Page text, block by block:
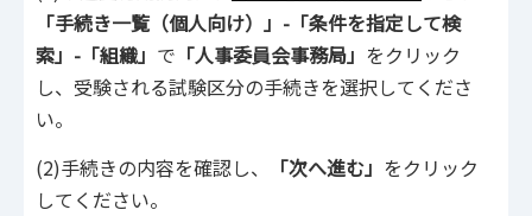
「手続き一覧（個人向け）」-「条件を指定して検
索」-「組織」 で 「人事委員会事務局」 をクリック
し、受験される試験区分の手続きを選択してくださ
い。
(2)手続きの内容を確認し、
「次へ進む」 をクリック
してください。